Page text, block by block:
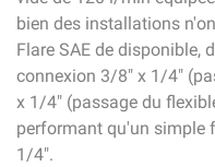
bien des installations
Flare SAE de disponible,
connexion 3/8" x 1/4"
x 1/4" (passage du
performant qu'un simple
1/4".